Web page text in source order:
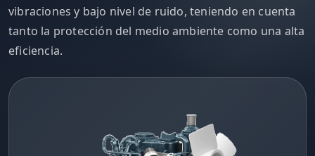
vibraciones y bajo nivel de ruido, teniendo en cuenta
tanto la protección del medio ambiente como una alta
eficiencia.